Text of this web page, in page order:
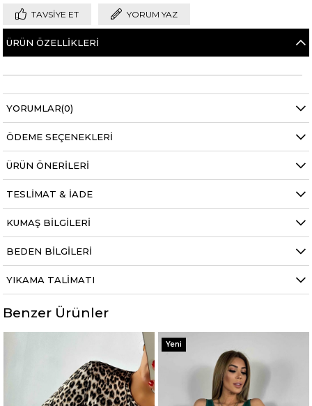
TAVSIYE ET YORUM YAZ
ÜRÜN ÖZELLIKLERI
YORUMLAR(0)
ÖDEME SEÇENEKLERI
ÜRÜN ÖNERILERI
TESLIMAT & İADE
KUMAŞ BILGILERI
BEDEN BILGILERI
YIKAMA TALIMATI
Benzer Ürünler